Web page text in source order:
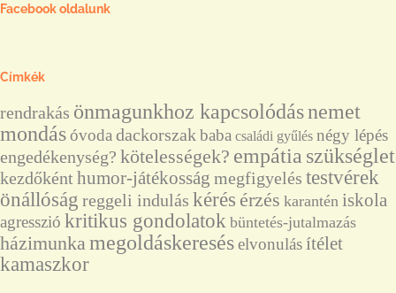
Facebook oldalunk
Címkék
rendrakás önmagunkhoz kapcsolódásnemet
mondásóvoda dackorszak baba családi gyűlés négy lépés
engedékenység? kötelességek? empátia szükséglet
kezdőként humor-játékosság megfigyelés testvérek
önállóság reggeli indulás kérés érzés karantén iskola
agresszió kritikus gondolatok büntetés-jutalmazás
házimunka megoldáskereséselvonulás ítélet
kamaszkor